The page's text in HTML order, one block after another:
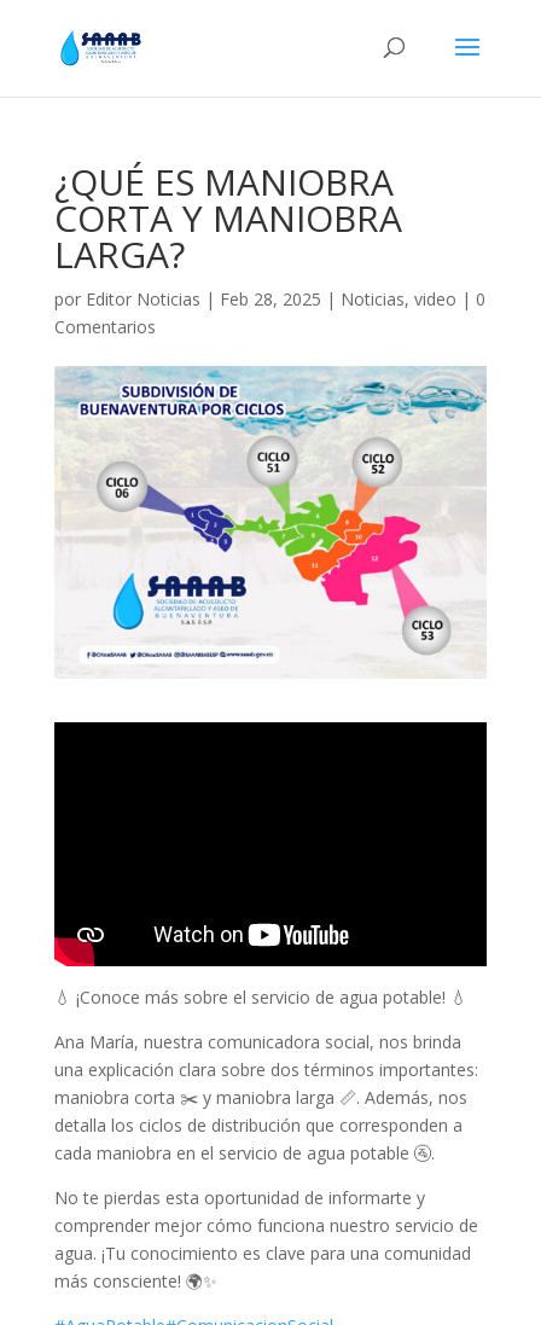
¿QUÉ ES MANIOBRA
CORTA Y MANIOBRA
LARGA?
por Editor Noticias | Feb 28, 2025 | Noticias, video | 0
Comentarios
💧 ¡Conoce más sobre el servicio de agua potable! 💧
Ana María, nuestra comunicadora social, nos brinda
una explicación clara sobre dos términos importantes:
maniobra corta ✂️ y maniobra larga 📏. Además, nos
detalla los ciclos de distribución que corresponden a
cada maniobra en el servicio de agua potable 🚰.
No te pierdas esta oportunidad de informarte y
comprender mejor cómo funciona nuestro servicio de
agua. ¡Tu conocimiento es clave para una comunidad
más consciente! 🌍✨